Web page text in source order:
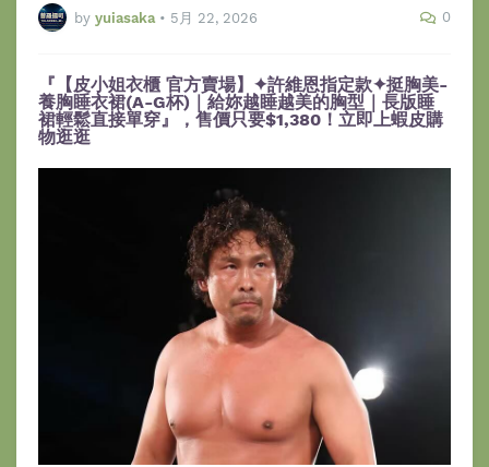
by yuiasaka • 5月 22, 2026 0
『【皮小姐衣櫃 官方賣場】✦許維恩指定款✦挺胸美-
養胸睡衣裙(A-G杯)｜給妳越睡越美的胸型｜長版睡
裙輕鬆直接單穿』，售價只要$1,380！立即上蝦皮購
物逛逛